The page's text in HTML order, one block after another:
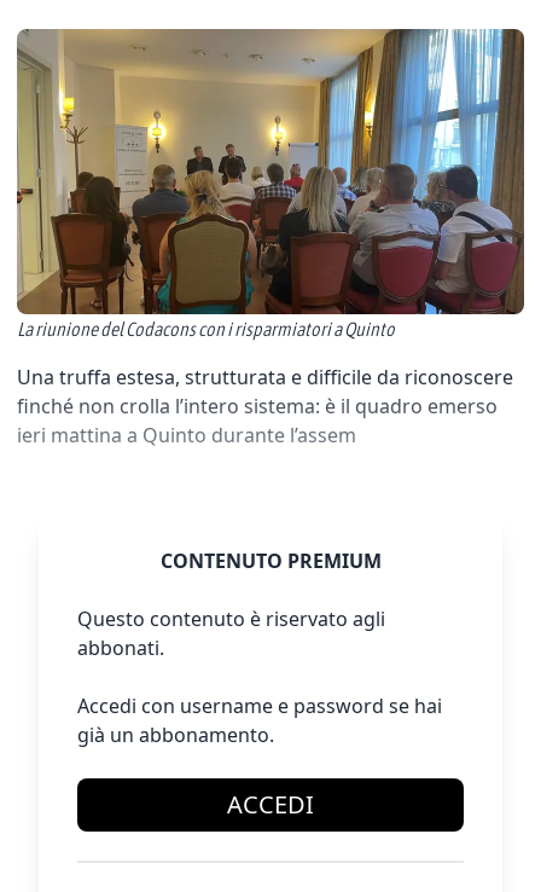
La riunione del Codacons con i risparmiatori a Quinto
Una truffa estesa, strutturata e difficile da riconoscere
finché non crolla l’intero sistema: è il quadro emerso
ieri mattina a Quinto durante l’assem
CONTENUTO PREMIUM
Questo contenuto è riservato agli
abbonati.
Accedi con username e password se hai
già un abbonamento.
ACCEDI